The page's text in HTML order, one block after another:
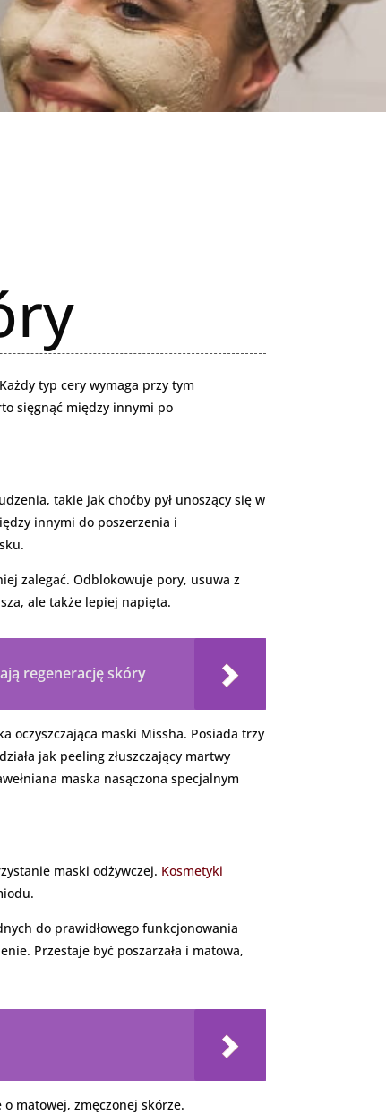
typ cery wymaga przy tym
sięgnąć między innymi po
takie jak choćby pył unoszący się w
innymi do poszerzenia i
zalegać. Odblokowuje pory, usuwa z
ale także lepiej napięta.
regenerację skóry
oczyszczająca maski Missha. Posiada trzy
jak peeling złuszczający martwy
maska nasączona specjalnym
maski odżywczej. Kosmetyki
do prawidłowego funkcjonowania
Przestaje być poszarzała i matowa,
matowej, zmęczonej skórze.